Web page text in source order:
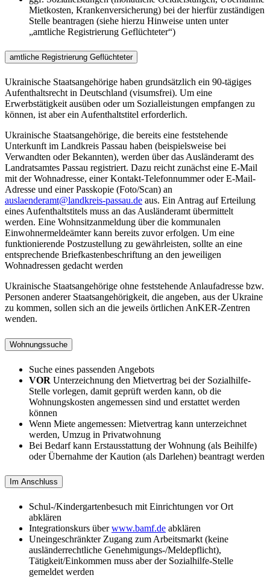
Mietkosten, Krankenversicherung) bei der hierfür zuständigen
Stelle beantragen (siehe hierzu Hinweise unten unter
„amtliche Registrierung Geflüchteter“)
amtliche Registrierung Geflüchteter
Ukrainische Staatsangehörige haben grundsätzlich ein 90-tägiges
Aufenthaltsrecht in Deutschland (visumsfrei). Um eine
Erwerbstätigkeit ausüben oder um Sozialleistungen empfangen zu
können, ist aber ein Aufenthaltstitel erforderlich.
Ukrainische Staatsangehörige, die bereits eine feststehende
Unterkunft im Landkreis Passau haben (beispielsweise bei
Verwandten oder Bekannten), werden über das Ausländeramt des
Landratsamtes Passau registriert. Dazu reicht zunächst eine E-Mail
mit der Wohnadresse, einer Kontakt-Telefonnummer oder E-Mail-
Adresse und einer Passkopie (Foto/Scan) an
auslaenderamt@landkreis-passau.de aus. Ein Antrag auf Erteilung
eines Aufenthaltstitels muss an das Ausländeramt übermittelt
werden. Eine Wohnsitzanmeldung über die kommunalen
Einwohnermeldeämter kann bereits zuvor erfolgen. Um eine
funktionierende Postzustellung zu gewährleisten, sollte an eine
entsprechende Briefkastenbeschriftung an den jeweiligen
Wohnadressen gedacht werden
Ukrainische Staatsangehörige ohne feststehende Anlaufadresse bzw.
Personen anderer Staatsangehörigkeit, die angeben, aus der Ukraine
zu kommen, sollen sich an die jeweils örtlichen AnKER-Zentren
wenden.
Wohnungssuche
Suche eines passenden Angebots
VOR Unterzeichnung den Mietvertrag bei der Sozialhilfe-
Stelle vorlegen, damit geprüft werden kann, ob die
Wohnungskosten angemessen sind und erstattet werden
können
Wenn Miete angemessen: Mietvertrag kann unterzeichnet
werden, Umzug in Privatwohnung
Bei Bedarf kann Erstausstattung der Wohnung (als Beihilfe)
oder Übernahme der Kaution (als Darlehen) beantragt werden
Im Anschluss
Schul-/Kindergartenbesuch mit Einrichtungen vor Ort
abklären
Integrationskurs überwww.bamf.de abklären
Uneingeschränkter Zugang zum Arbeitsmarkt (keine
ausländerrechtliche Genehmigungs-/Meldepflicht),
Tätigkeit/Einkommen muss aber der Sozialhilfe-Stelle
gemeldet werden